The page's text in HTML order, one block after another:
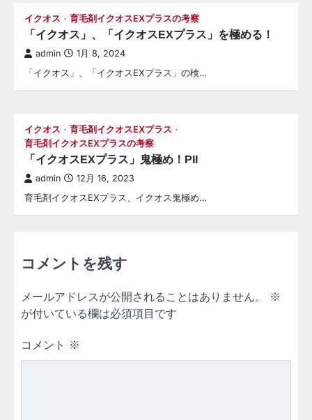
イクオス 育毛剤イクオスEXプラスの考察
「イクオス」、「イクオスEXプラス」を極める！
admin 1月 8, 2024
「イクオス」、「イクオスEXプラス」の検…
イクオス
育毛剤イクオスEXプラス
育毛剤イクオスEXプラスの考察
「イクオスEXプラス」鬼極め！PII
admin 12月 16, 2023
育毛剤イクオスEXプラス、イクオス鬼極め…
コメントを残す
メールアドレスが公開されることはありません。
※
が付いている欄は必須項目です
コメント ※